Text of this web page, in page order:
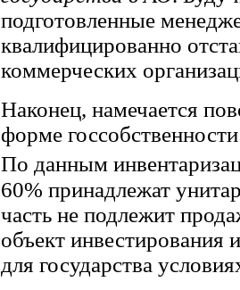
подготовленные
квалифицированно
коммерческих
Наконец, намечается
форме
По данным
60% принадлежат
часть не подлежит
объект инвестирования
для государства